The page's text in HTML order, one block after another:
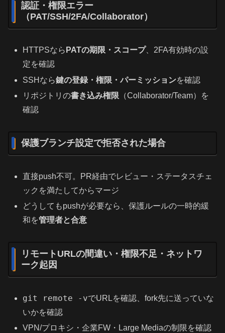
認証・権限エラー
（PAT/SSH/2FA/Collaborator）
HTTPSなら PATの期限・スコープ、2FA有効時の設
定を確認
SSHなら鍵の登録・権限・パーミッションを確認
リポジトリの書き込み権限 （Collaborator/Team）を
確認
保護ブランチ設定で拒否された場合
直接push不可。PR経由でレビュー・ステータスチェ
ックを満たしてからマージ
どうしてもpushが必要なら、保護ルールの一時的緩
和を管理者と合意
リモートURLの間違い・権限不足・ネットワ
ーク起因
git remote -vでURLを確認、fork先に送っていな
いかを確認
VPN/プロキシ・企業FW・Large Mediaの制限を確認